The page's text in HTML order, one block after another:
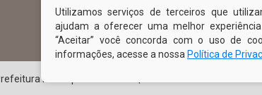
432, Centro - CEP: 56-580-000
às 13:00hs
O Prefeito
Vice Prefeito
Ouvidoria
Chefe de Gabinete
Utilizamos serviços de terceiros que
ajudam a oferecer uma melhor
“Aceitar” você concorda com o uso de
informações, acesse a nossa Política de